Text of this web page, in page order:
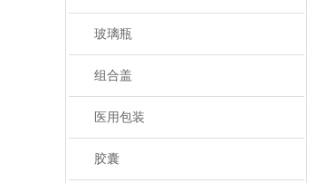
玻璃瓶
组合盖
医用包装
胶囊